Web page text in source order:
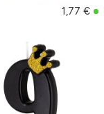
1,77 €